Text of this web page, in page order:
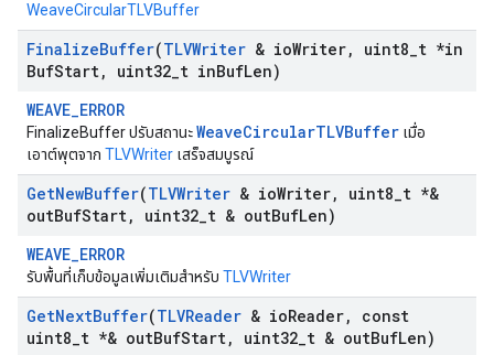
WeaveCircularTLVBuffer
FinalizeBuffer(TLVWriter & ioWriter, uint8 t *in
BufStart, uint32 t inBufLen)
WEAVE_ERROR
FinalizeBuffer ปรับสถานะWeaveCircularTLVBuffer เมื่อ
เอาต์พุตจาก TLVWriter เสร็จสมบูรณ์
GetNewBuffer(TLVWriter & ioWriter, uint8 t *&
outBufStart, uint32 t & outBufLen)
WEAVE_ERROR
รับพื้นที่เก็บข้อมูลเพิ่มเติมสำหรับ TLVWriter
GetNextBuffer(TLVReader & ioReader,
const
uint8 t *& outBufStart, uint32 t & outBufLen)